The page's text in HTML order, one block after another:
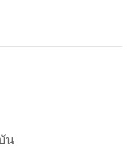
น